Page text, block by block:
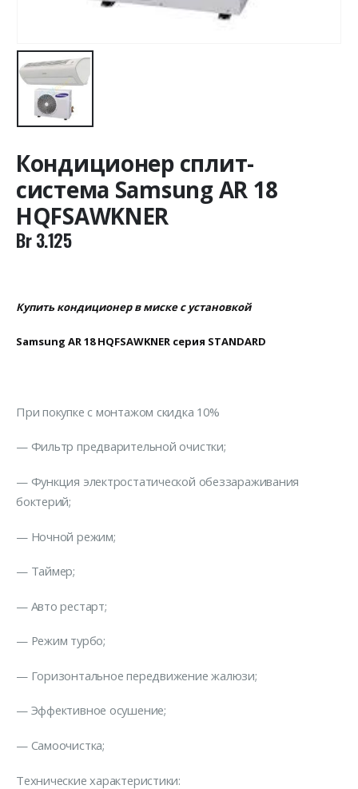
Кондиционер сплит-
система Samsung AR 18
HQFSAWKNER
Br3.125
Купить кондиционер в миске с установкой
Samsung AR 18 HQFSAWKNER серия STANDARD
При покупке с монтажом скидка 10%
— Фильтр предварительной очистки;
— Функция электростатической обеззараживания
боктерий;
— Ночной режим;
— Таймер;
— Авто рестарт;
— Режим турбо;
— Горизонтальное передвижение жалюзи;
— Эффективное осушение;
— Самоочистка;
Технические характеристики: